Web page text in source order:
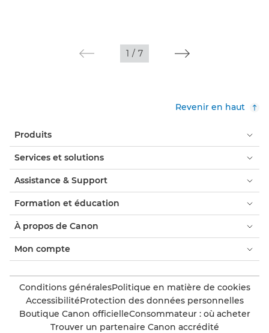
1 / 7
Revenir en haut
Produits
Services et solutions
Assistance & Support
Formation et éducation
À propos de Canon
Mon compte
Conditions généralesPolitique en matière de cookies
AccessibilitéProtection des données personnelles
Boutique Canon officielleConsommateur : où acheter
Trouver un partenaire Canon accrédité